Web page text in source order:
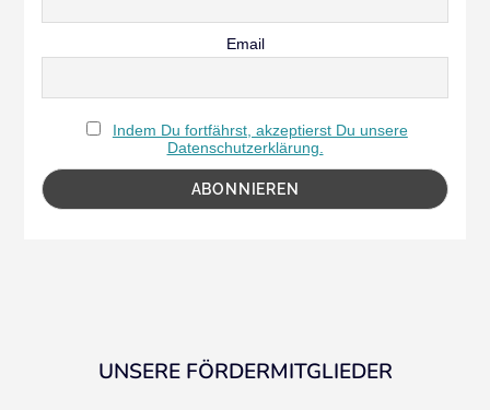
Email
Indem Du fortfährst, akzeptierst Du unsere
Datenschutzerklärung.
UNSERE FÖRDERMITGLIEDER